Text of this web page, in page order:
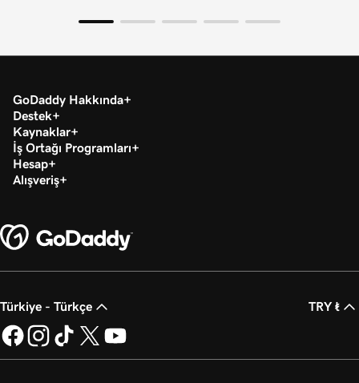
GoDaddy Hakkında
Destek
Kaynaklar
İş Ortağı Programları
Hesap
Alışveriş
Türkiye - Türkçe TRY ₺